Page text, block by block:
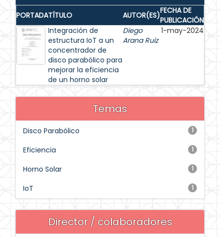
PORTADATÍTULO AUTOR(ES)FECHA DE
PUBLICACIÓN
Integración de
estructura IoT a un
concentrador de
disco parabólico para
mejorar la eficiencia
de un horno solar
Diego
Arana Ruiz
1-may-2024
Temas
1
Disco Parabólico
1
Eficiencia
1
Horno Solar
1
IoT
Director / colaboradores